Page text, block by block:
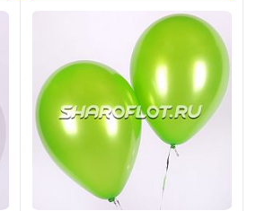
Купить в 1 клик
В избранное